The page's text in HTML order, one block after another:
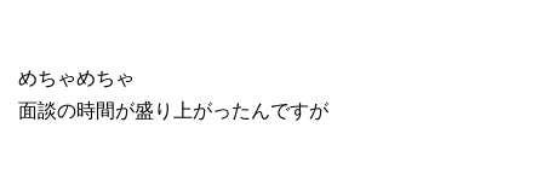
めちゃめちゃ
面談の時間が盛り上がったんですが